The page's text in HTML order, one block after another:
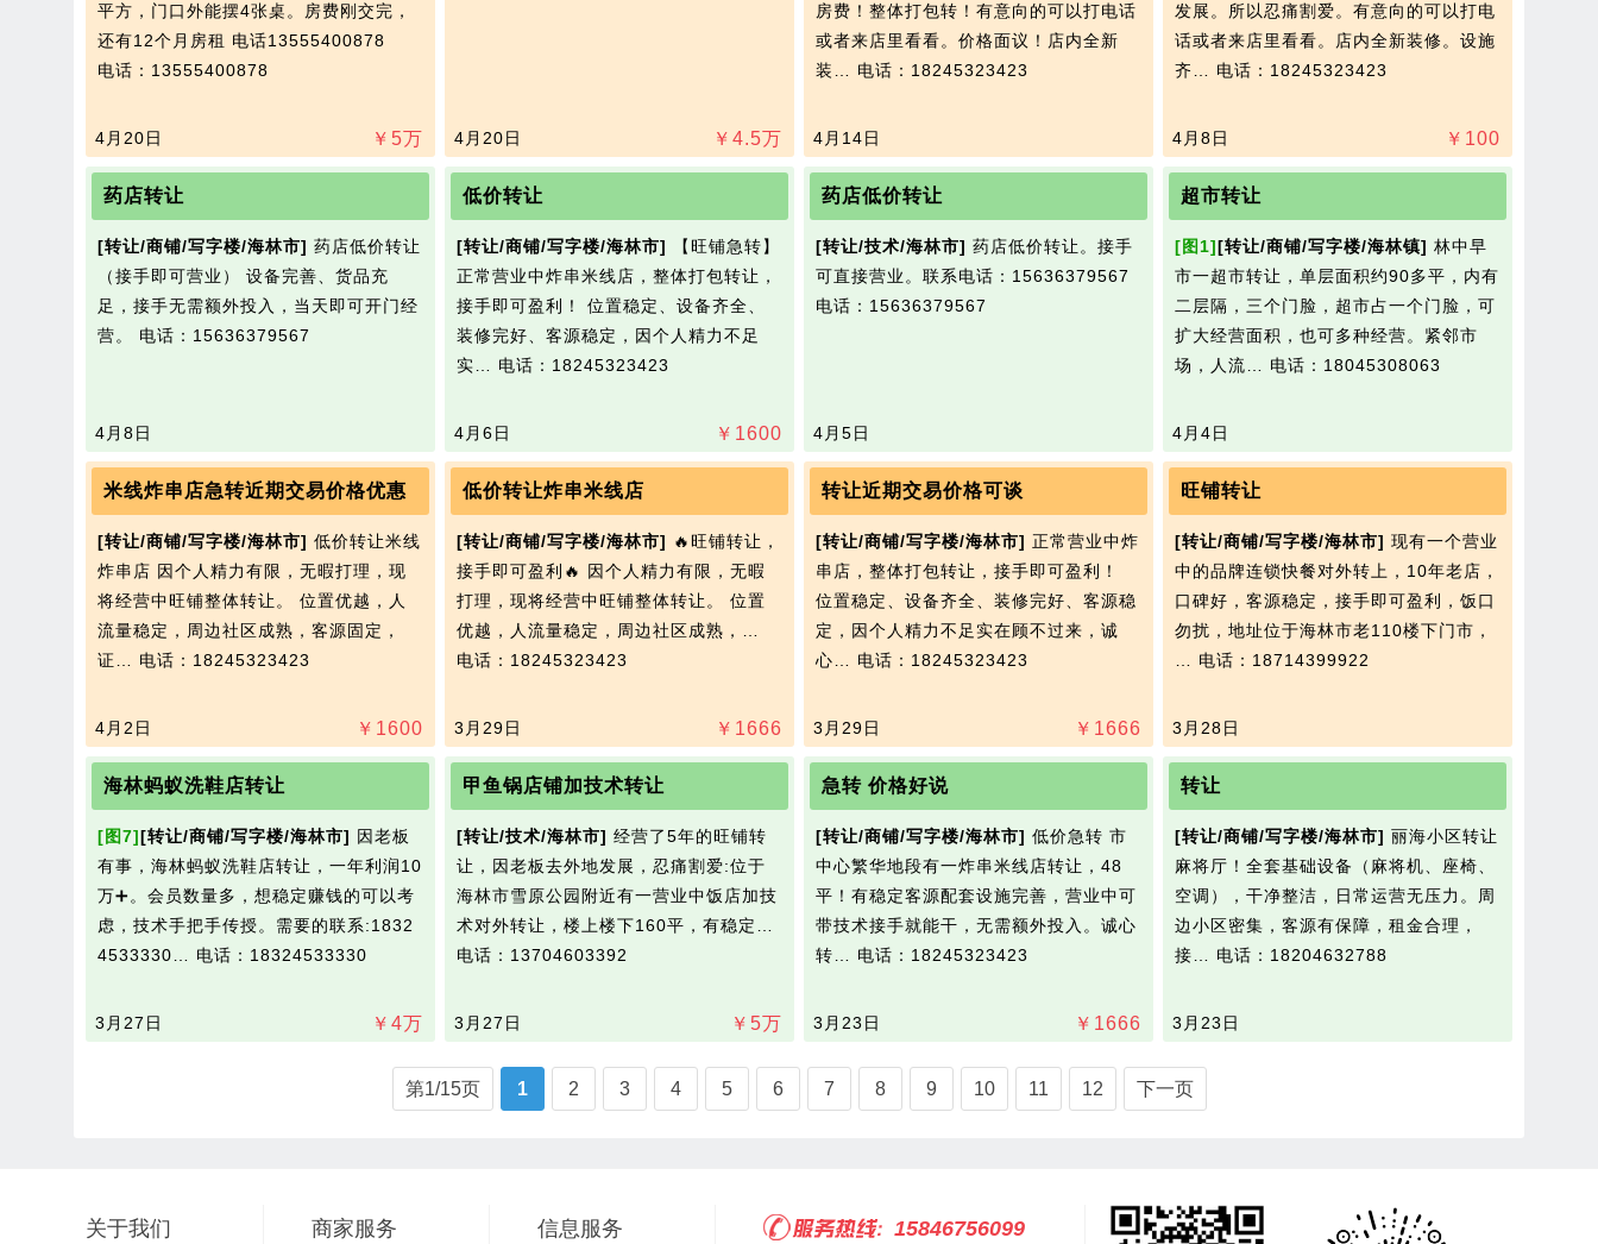
平方，门口外能摆4张桌。房费刚交完，
还有12个月房租 电话13555400878
电话：13555400878
￥ 5万
4月20日 ￥ 4.5万
4月20日
房费！整体打包转！有意向的可以打电话
或者来店里看看。价格面议！店内全新
装… 电话：18245323423
4月14日
发展。所以忍痛割爱。有意向的可以打电
话或者来店里看看。店内全新装修。设施
齐… 电话：18245323423
￥ 100
4月8日
药店转让
[转让/商铺/写字楼/海林市] 药店低价转让
（接手即可营业） 设备完善、货品充
足，接手无需额外投入，当天即可开门经
营。 电话：15636379567
4月8日
低价转让
[转让/商铺/写字楼/海林市]
【旺铺急转】
正常营业中炸串米线店，整体打包转让，
接手即可盈利！ 位置稳定、设备齐全、
装修完好、客源稳定，因个人精力不足
实… 电话：18245323423
￥ 1600
4月6日
药店低价转让
[转让/技术/海林市] 药店低价转让。接手
可直接营业。联系电话：15636379567
电话：15636379567
4月5日
超市转让
[图1][转让/商铺/写字楼/海林镇] 林中早
市一超市转让，单层面积约90多平，内有
二层隔，三个门脸，超市占一个门脸，可
扩大经营面积，也可多种经营。紧邻市
场，人流… 电话：18045308063
4月4日
米线炸串店急转近期交易价格优惠
[转让/商铺/写字楼/海林市] 低价转让米线
炸串店 因个人精力有限，无暇打理，现
将经营中旺铺整体转让。 位置优越，人
流量稳定，周边社区成熟，客源固定，
证… 电话：18245323423
￥ 1600
4月2日
低价转让炸串米线店
[转让/商铺/写字楼/海林市] 🔥旺铺转让，
接手即可盈利🔥 因个人精力有限，无暇
打理，现将经营中旺铺整体转让。 位置
优越，人流量稳定，周边社区成熟，…
电话：18245323423
￥ 1666
3月29日
转让近期交易价格可谈
[转让/商铺/写字楼/海林市] 正常营业中炸
串店，整体打包转让，接手即可盈利！
位置稳定、设备齐全、装修完好、客源稳
定，因个人精力不足实在顾不过来，诚
心… 电话：18245323423
￥ 1666
3月29日
旺铺转让
[转让/商铺/写字楼/海林市] 现有一个营业
中的品牌连锁快餐对外转上，10年老店，
口碑好，客源稳定，接手即可盈利，饭口
勿扰，地址位于海林市老110楼下门市，
电话：18714399922
3月28日
海林蚂蚁洗鞋店转让
[图7][转让/商铺/写字楼/海林市] 因老板
有事，海林蚂蚁洗鞋店转让，一年利润10
万➕。会员数量多，想稳定赚钱的可以考
虑，技术手把手传授。需要的联系:1832
4533330… 电话：18324533330
￥ 4万
3月27日
甲鱼锅店铺加技术转让
[转让/技术/海林市] 经营了5年的旺铺转
让，因老板去外地发展，忍痛割爱:位于
海林市雪原公园附近有一营业中饭店加技
术对外转让，楼上楼下160平，有稳定…
电话：13704603392
￥ 5万
3月27日
急转 价格好说
[转让/商铺/写字楼/海林市] 低价急转 市
中心繁华地段有一炸串米线店转让，48
平！有稳定客源配套设施完善，营业中可
带技术接手就能干，无需额外投入。诚心
转… 电话：18245323423
￥ 1666
3月23日
转让
[转让/商铺/写字楼/海林市] 丽海小区转让
麻将厅！全套基础设备（麻将机、座椅、
空调），干净整洁，日常运营无压力。周
边小区密集，客源有保障，租金合理，
接… 电话：18204632788
3月23日
第1/15页 1 2 3 4 5 6 7 8 9 10 11 12 下一页
关于我们 商家服务 信息服务 15846756099